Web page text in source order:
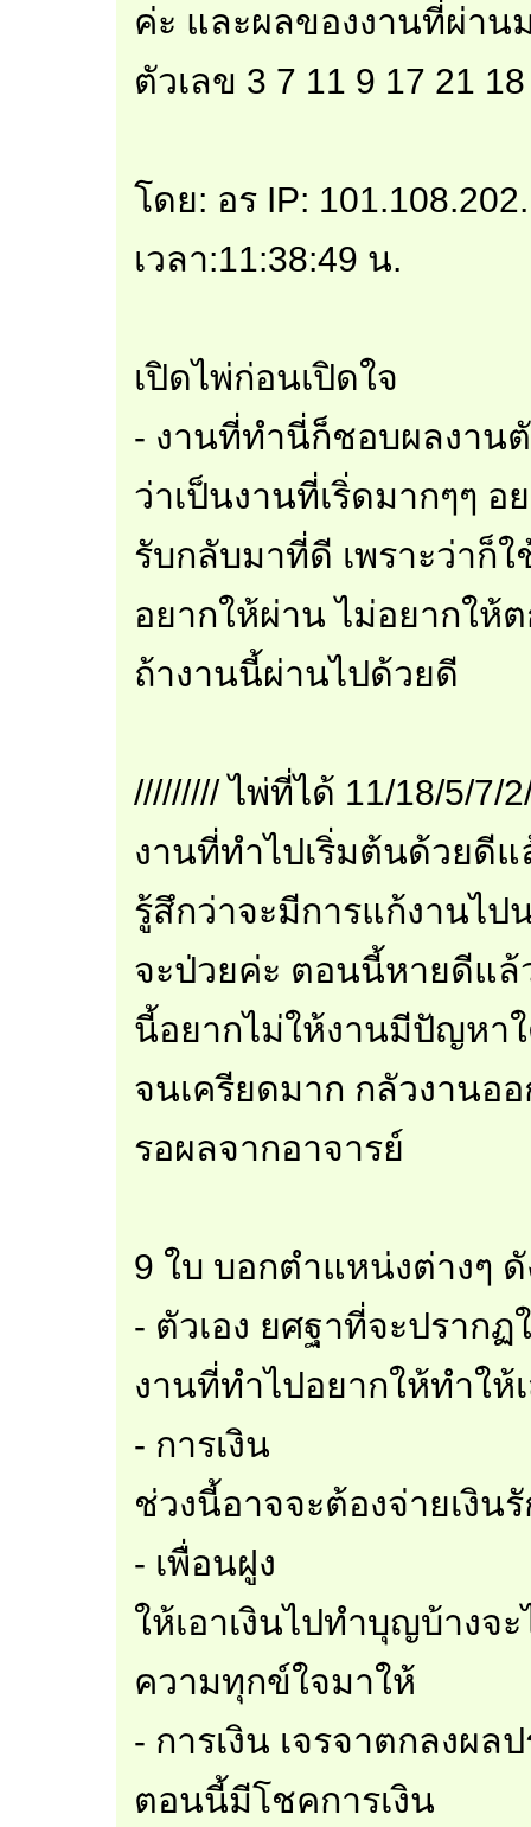
ค่ะ และผลของงานที่ผ่าน
ตัวเลข 3 7 11 9 17 21
โดย: อร IP:
เวลา:11:38:49 น.
เปิดไพ่ก่อนเปิดใจ
- งานที่ทำนี่ก็ชอบผลงาน
ว่าเป็นงานที่เริ่ดมากๆๆ
รับกลับมาที่ดี เพราะว่าก็
อยากให้ผ่าน ไม่อยากให้
ถ้างานนี้ผ่านไปด้วยดี
///////// ไพ่ที่ได้ 11/18/5/7/
งานที่ทำไปเริ่มต้นด้วยดี
รู้สึกว่าจะมีการแก้งานไ
จะป่วยค่ะ ตอนนี้หายดีแล้
นี้อยากไม่ให้งานมีปัญหา
จนเครียดมาก กลัวงานอ
รอผลจากอาจารย์
9 ใบ บอกตำแหน่งต่างๆ
- ตัวเอง ยศฐาที่จะปรากฏ
งานที่ทำไปอยากให้ทำให้
- การเงิน
ช่วงนี้อาจจะต้องจ่ายเงิน
- เพื่อนฝูง
ให้เอาเงินไปทำบุญบ้างจ
ความทุกข์ใจมาให้
- การเงิน เจรจาตกลงผล
ตอนนี้มีโชคการเงิน